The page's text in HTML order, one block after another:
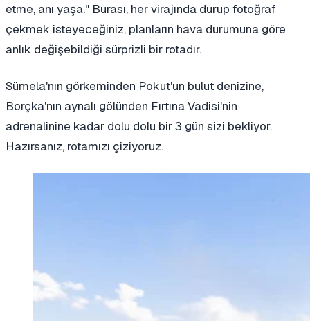
etme, anı yaşa." Burası, her virajında durup fotoğraf
çekmek isteyeceğiniz, planların hava durumuna göre
anlık değişebildiği sürprizli bir rotadır.
Sümela'nın görkeminden Pokut'un bulut denizine,
Borçka'nın aynalı gölünden Fırtına Vadisi'nin
adrenalinine kadar dolu dolu bir 3 gün sizi bekliyor.
Hazırsanız, rotamızı çiziyoruz.